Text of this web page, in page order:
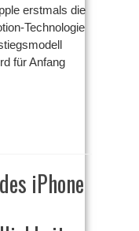
erstmals die
Technologie
für Anfang
iPhone